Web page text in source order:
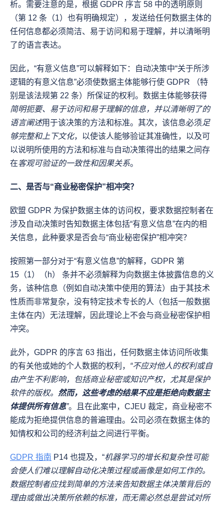
析。需要注意的是，根据 GDPR 序言 58 中的透明原则
（第 12 条（1）也有明确规定），发送给任何数据主体的
任何信息都必须简洁、易于访问和易于理解，并以清晰明
了的语言表达。
因此，“有意义信息”可以解释如下：自动决策中“关于所涉
逻辑的有意义信息”必须使数据主体能够行使 GDPR （特
别是该法规第 22 条）所保证的权利。数据主体能够获得
简明扼要、易于访问和易于理解的信息，并以清晰明了的
语言阐述用于该决策的方法和标准。其次，该信息必须足
够完整和上下文化，以使该人能够验证其准确性，以及可
以说明所使用的方法和标准与自动决策得出的结果之间存
在客观可验证的一致性和因果关系。
二、是否与“商业秘密保护”相冲突？
欧盟 GDPR 为保护数据主体的访问权，要求数据控制者在
涉及自动决策时告知数据主体包括“有意义信息”在内的相
关信息，此种要求是否会与“商业秘密保护”相冲突？
按照第一部分对于“有意义信息”的解释，GDPR 第
15（1）（h） 条并不必须解释为向数据主体披露信息的义
务，该种信息（例如自动决策中使用的算法）由于其技术
性质而非常复杂，没有特定技术专长的人（包括一般数据
主体在内）无法理解，因此理论上不会与商业秘密保护相
冲突。
此外，GDPR 的序言 63 指出，任何数据主体访问所收集
的有关他或她的个人数据的权利， “不应对他人的权利或自
由产生不利影响，包括商业秘密或知识产权，尤其是保护
软件的版权。 然而，这些考虑的结果不应是拒绝向数据主
体提供所有信息”。且在此案中，CJEU 裁定，商业秘密不
能成为拒绝提供信息的普遍理由。公司必须在数据主体的
知情权和公司的经济利益之间进行平衡。
GDPR 指南 P14 也提及，“机器学习的增长和复杂性可能
会使人们难以理解自动化决策过程或画像是如何工作的。
数据控制者应找到简单的方法来告知数据主体决策背后的
理由或做出决策所依赖的标准，而无需必然总是尝试对所